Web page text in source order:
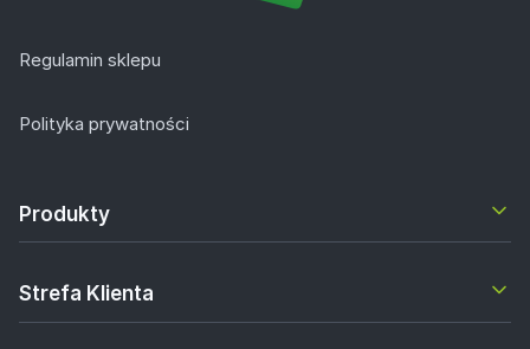
Regulamin sklepu
Polityka prywatności
Produkty
Strefa Klienta